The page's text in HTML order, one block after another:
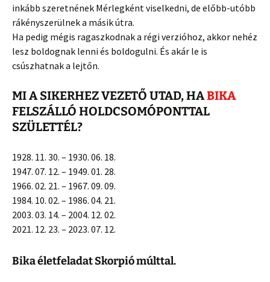
inkább szeretnének Mérlegként viselkedni, de előbb-utóbb
rákényszerülnek a másik útra.
Ha pedig mégis ragaszkodnak a régi verzióhoz, akkor nehéz
lesz boldognak lenni és boldogulni. És akár le is
csúszhatnak a lejtőn.
MI A SIKERHEZ VEZETŐ UTAD, HABIKA
FELSZÁLLÓ HOLDCSOMÓPONTTAL
SZÜLETTÉL?
1928. 11. 30. – 1930. 06. 18.
1947. 07. 12. – 1949. 01. 28.
1966. 02. 21. – 1967. 09. 09.
1984. 10. 02. – 1986. 04. 21.
2003. 03. 14. – 2004. 12. 02.
2021. 12. 23. – 2023. 07. 12.
Bika életfeladat Skorpió múlttal.